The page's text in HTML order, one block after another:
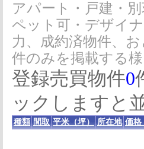
アパート・戸建・
ペット可・デザイ
力、成約済物件、
件のみを掲載する
登録売買物件0
ックしますと
種類 間取 平米（坪） 所在地 価格